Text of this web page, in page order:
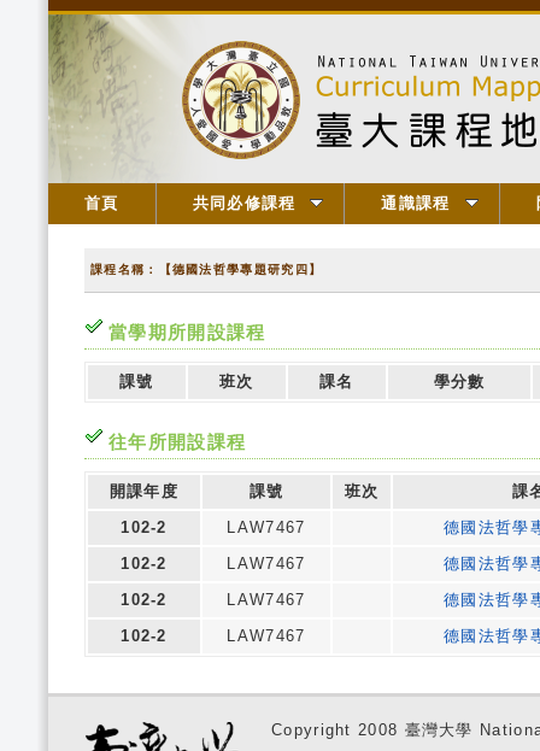
首頁 共同必修課程 通識課程
課程名稱：【德國法哲學專題研究四】
當學期所開設課程
課號 班次 課名 學分數
往年所開設課程
開課年度 課號 班次
課
102-2
LAW7467
德國法哲學
102-2
LAW7467
德國法哲學
102-2
LAW7467
德國法哲學
102-2
LAW7467 德國法哲學
Copyright 2008 臺灣大學